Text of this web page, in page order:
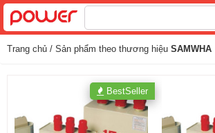
Tìm
kiếm
Trang chủ / Sản phẩm theo thương hiệu SAMWHA
BestSeller